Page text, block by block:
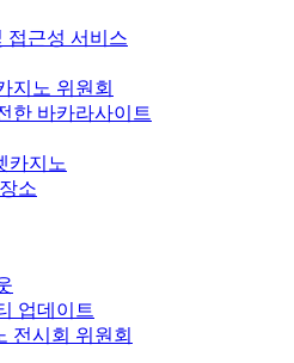
접근성 서비스
지노 위원회
한 바카라사이트
카지노
소
업데이트
전시회 위원회